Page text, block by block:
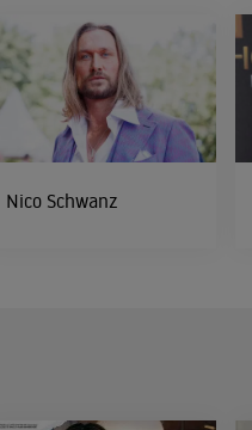
Nico Schwanz